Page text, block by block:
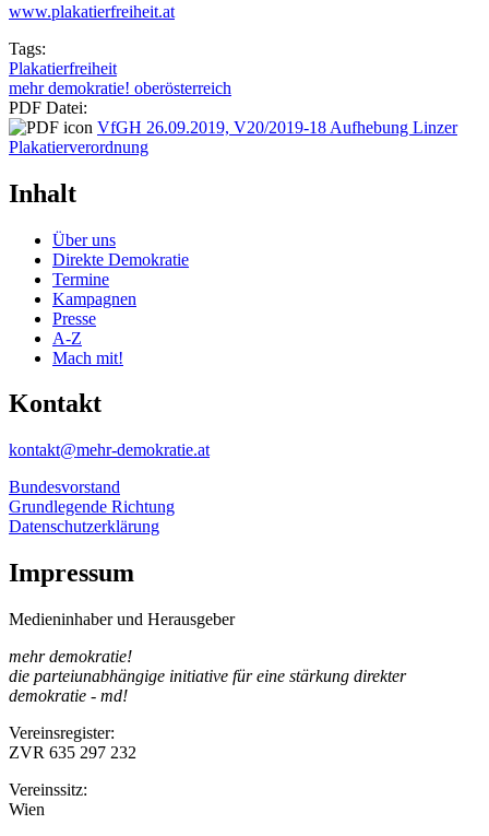
www.plakatierfreiheit.at
Tags:
Plakatierfreiheit
mehr demokratie! oberösterreich
PDF Datei:
VfGH 26.09.2019, V20/2019-18 Aufhebung Linzer
Plakatierverordnung
Inhalt
Über uns
Direkte Demokratie
Termine
Kampagnen
Presse
A-Z
Mach mit!
Kontakt
kontakt@mehr-demokratie.at
Bundesvorstand
Grundlegende Richtung
Datenschutzerklärung
Impressum
Medieninhaber und Herausgeber
mehr demokratie!
die parteiunabhängige initiative für eine stärkung direkter
demokratie - md!
Vereinsregister:
ZVR 635 297 232
Vereinssitz:
Wien